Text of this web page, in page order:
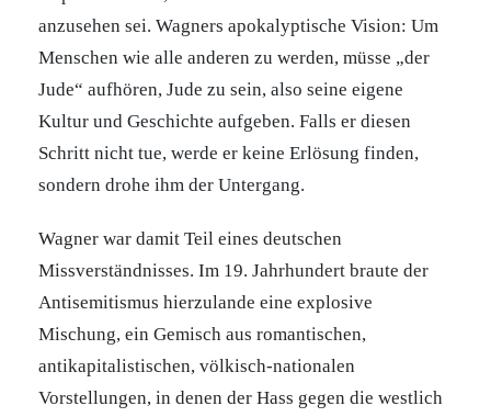
anzusehen sei. Wagners apokalyptische Vision: Um
Menschen wie alle anderen zu werden, müsse „der
Jude“ aufhören, Jude zu sein, also seine eigene
Kultur und Geschichte aufgeben. Falls er diesen
Schritt nicht tue, werde er keine Erlösung finden,
sondern drohe ihm der Untergang.
Wagner war damit Teil eines deutschen
Missverständnisses. Im 19. Jahrhundert braute der
Antisemitismus hierzulande eine explosive
Mischung, ein Gemisch aus romantischen,
antikapitalistischen, völkisch-nationalen
Vorstellungen, in denen der Hass gegen die westlich